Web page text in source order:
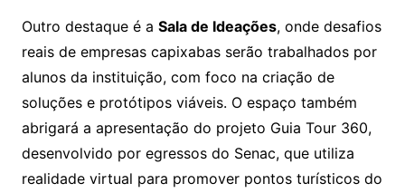
Outro destaque é a Sala de Ideações, onde desafios
reais de empresas capixabas serão trabalhados por
alunos da instituição, com foco na criação de
soluções e protótipos viáveis. O espaço também
abrigará a apresentação do projeto Guia Tour 360,
desenvolvido por egressos do Senac, que utiliza
realidade virtual para promover pontos turísticos do